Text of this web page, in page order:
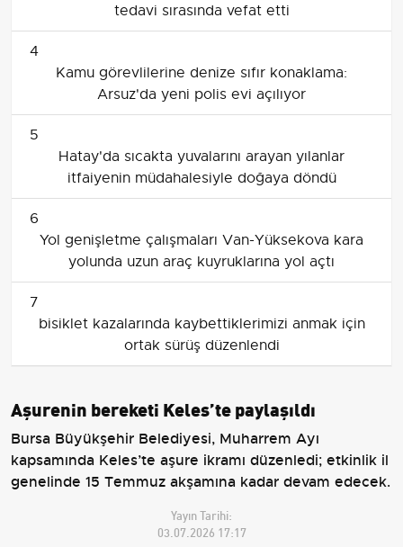
tedavi sırasında vefat etti
4
Kamu görevlilerine denize sıfır konaklama:
Arsuz'da yeni polis evi açılıyor
5
Hatay'da sıcakta yuvalarını arayan yılanlar
itfaiyenin müdahalesiyle doğaya döndü
6
Yol genişletme çalışmaları Van-Yüksekova kara
yolunda uzun araç kuyruklarına yol açtı
7
bisiklet kazalarında kaybettiklerimizi anmak için
ortak sürüş düzenlendi
Aşurenin bereketi Keles’te paylaşıldı
Bursa Büyükşehir Belediyesi, Muharrem Ayı
kapsamında Keles’te aşure ikramı düzenledi; etkinlik il
genelinde 15 Temmuz akşamına kadar devam edecek.
Yayın Tarihi:
03.07.2026 17:17